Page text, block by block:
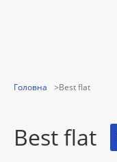
Головна Best flat
Best flat